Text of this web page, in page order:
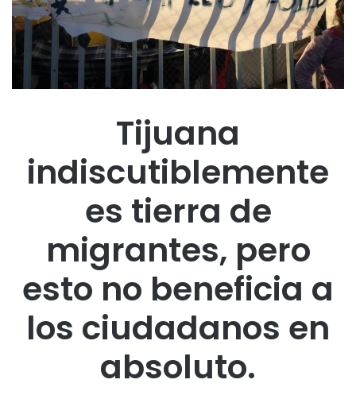
Tijuana
indiscutiblemente
es tierra de
migrantes, pero
esto no beneficia a
los ciudadanos en
absoluto.